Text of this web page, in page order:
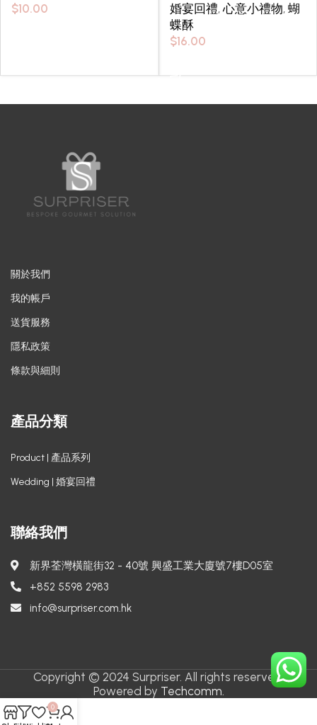
$10.00
婚宴回禮,心意小禮物, 蝴
蝶酥
$16.00
關於我們
我的帳戶
送貨服務
隱私政策
條款與細則
產品分類
Product | 產品系列
Wedding | 婚宴回禮
聯絡我們
新界荃灣橫龍街32 - 40號 興盛工業大廈號7樓D05室
+852 5598 2983
info@surpriser.com.hk
Copyright © 2024 Surpriser. All rights reserved.
Powered by Techcomm.
0